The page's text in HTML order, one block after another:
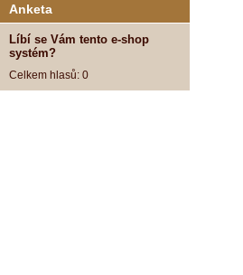
Anketa
Líbí se Vám tento e-shop
systém?
Celkem hlasů: 0